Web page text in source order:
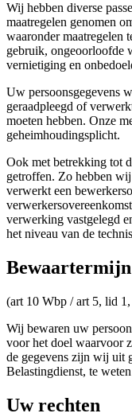
Wij hebben diverse
maatregelen genomen
waaronder maatregelen
gebruik, ongeoorloofde
vernietiging en
Uw persoonsgegevens
geraadpleegd of
moeten hebben. Onze
geheimhoudingsplicht.
Ook met betrekking tot
getroffen. Zo hebben
verwerkt een
verwerking vastgelegd
het niveau van de
Bewaartermijn
(art 10 Wbp / art 5, lid
Wij bewaren uw
voor het doel waarvoor
de gegevens zijn wij uit
Belastingdienst, te
Uw rechten